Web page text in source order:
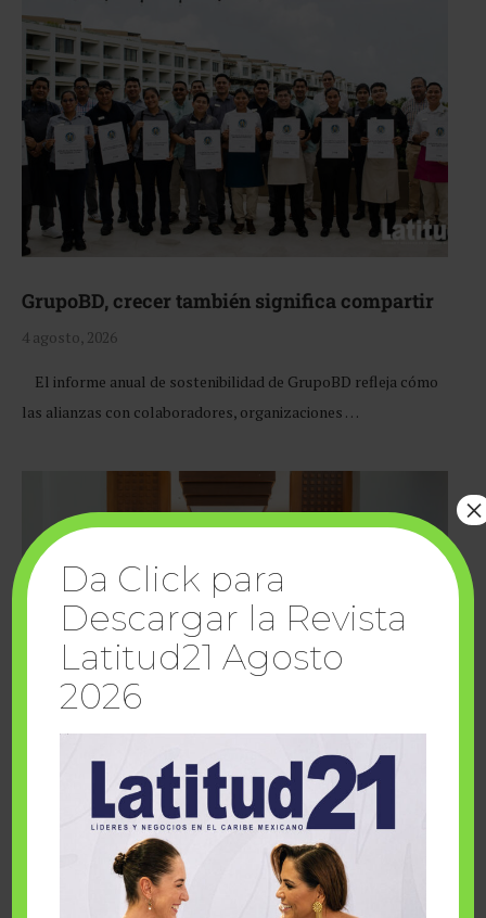
GrupoBD, crecer también significa compartir
4 agosto, 2026
El informe anual de sostenibilidad de GrupoBD refleja cómo
las alianzas con colaboradores, organizaciones …
Cuando la solidaridad inspira; cumplen
sueños Fairmont Mayakoba y Make-A-Wish
Da Click para
Descargar la Revista
Latitud21 Agosto
2026
×